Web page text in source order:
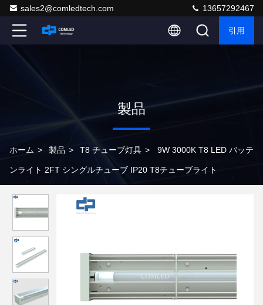
sales2@comledtech.com 13657292467
引用
製品
ホーム > 製品 > T8 チューブ灯具 > 9W 3000K T8 LED バッテ
ンライト 2FT シングルチューブ IP20 T8チューブライト